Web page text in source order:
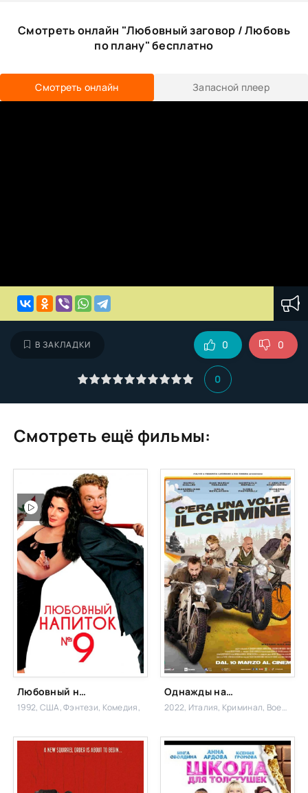
Смотреть онлайн "Любовный заговор / Любовь
по плану" бесплатно
Смотреть онлайн Запасной плеер
В ЗАКЛАДКИ
0
0 0
Смотреть ещё фильмы:
Любовный напиток №9
1992, США,Фэнтези, Комедия,
Однажды на преступлении
2022, Италия, Криминал, Военный,